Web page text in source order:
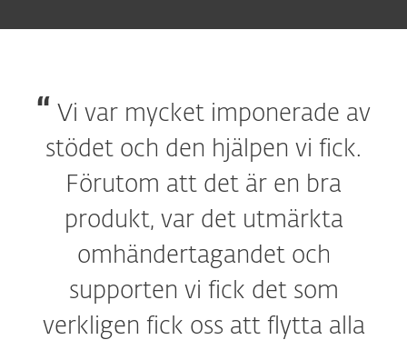
Vi var mycket imponerade av
stödet och den hjälpen vi fick.
Förutom att det är en bra
produkt, var det utmärkta
omhändertagandet och
supporten vi fick det som
verkligen fick oss att flytta alla